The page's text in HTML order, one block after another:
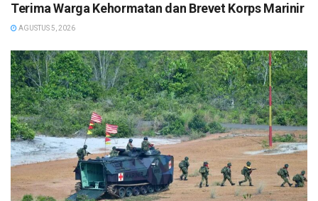
Terima Warga Kehormatan dan Brevet Korps Marinir
AGUSTUS 5, 2026